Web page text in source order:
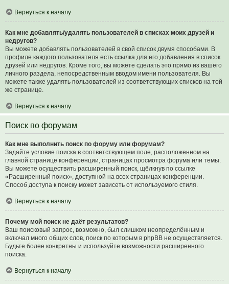
Вернуться к началу
Как мне добавлять/удалять пользователей в списках моих друзей и
недругов?
Вы можете добавлять пользователей в свой список двумя способами. В
профиле каждого пользователя есть ссылка для его добавления в список
друзей или недругов. Кроме того, вы можете сделать это прямо из вашего
личного раздела, непосредственным вводом имени пользователя. Вы
можете также удалять пользователей из соответствующих списков на той
же странице.
Вернуться к началу
Поиск по форумам
Как мне выполнить поиск по форуму или форумам?
Задайте условие поиска в соответствующем поле, расположенном на
главной странице конференции, страницах просмотра форума или темы.
Вы можете осуществить расширенный поиск, щёлкнув по ссылке
«Расширенный поиск», доступной на всех страницах конференции.
Способ доступа к поиску может зависеть от используемого стиля.
Вернуться к началу
Почему мой поиск не даёт результатов?
Ваш поисковый запрос, возможно, был слишком неопределённым и
включал много общих слов, поиск по которым в phpBB не осуществляется.
Будьте более конкретны и используйте возможности расширенного
поиска.
Вернуться к началу